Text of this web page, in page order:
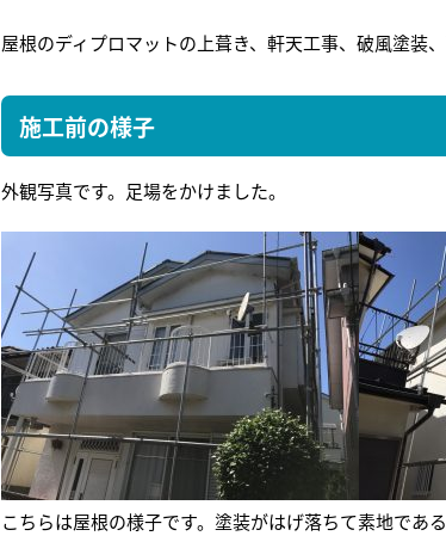
屋根のディプロマットの上葺き、軒天工事、破風塗装
施工前の様子
外観写真です。足場をかけました。
こちらは屋根の様子です。塗装がはげ落ちて素地であ